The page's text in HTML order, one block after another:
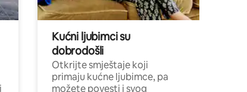
Kućni ljubimci su
dobrodošli
Otkrijte smještaje koji
primaju kućne ljubimce, pa
možete povesti i svog